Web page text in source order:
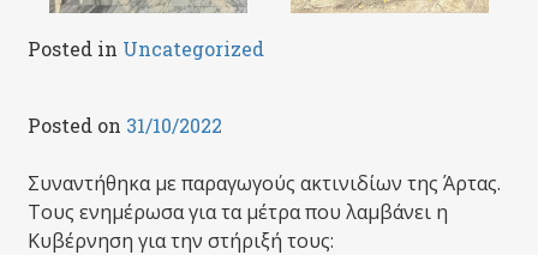
Posted in Uncategorized
Posted on 31/10/2022
Συναντήθηκα με παραγωγούς ακτινιδίων της Άρτας.
Τους ενημέρωσα για τα μέτρα που λαμβάνει η
Κυβέρνηση για την στήριξή τους: